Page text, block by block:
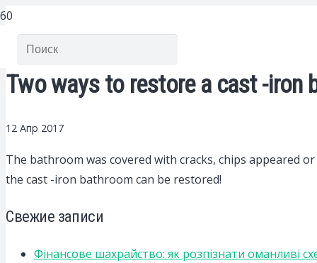
Two ways to restore a cast -iron
12 Апр 2017
The bathroom was covered with cracks, chips appeared
the cast -iron bathroom can be restored!
Свежие записи
Фінансове шахрайство: як розпізнати оманливі